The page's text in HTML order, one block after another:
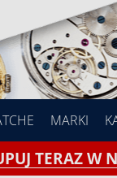
MARKI
TERAZ W